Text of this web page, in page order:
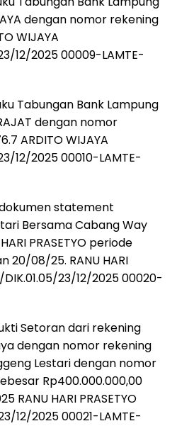
dengan nomor rekening
WIJAYA
12/2025 00009-LAMTE-
Tabungan Bank Lampung
dengan nomor
ARDITO WIJAYA
12/2025 00010-LAMTE-
statement
Bersama Cabang Way
PRASETYO periode
20/08/25. RANU HARI
DIK.01.05/23/12/2025 00020-
Setoran dari rekening
dengan nomor rekening
Lestari dengan nomor
Rp400.000.000,00
HARI PRASETYO
12/2025 00021-LAMTE-